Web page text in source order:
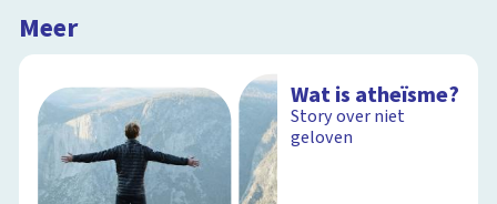
Meer
Wat is atheïsme?
Story over niet
geloven